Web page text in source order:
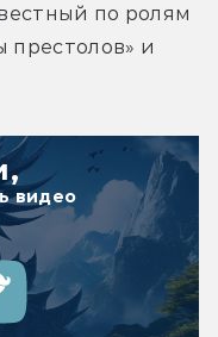
по ролям
престолов» и
видео